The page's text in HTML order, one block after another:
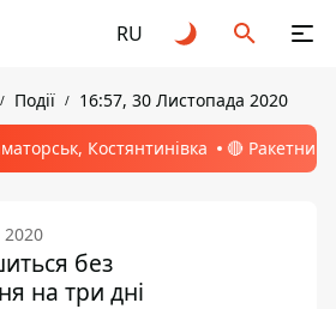
RU
Події 16:57, 30 Листопада 2020
Костянтинівка 🔴 Ракетний
2020
без
на три дні